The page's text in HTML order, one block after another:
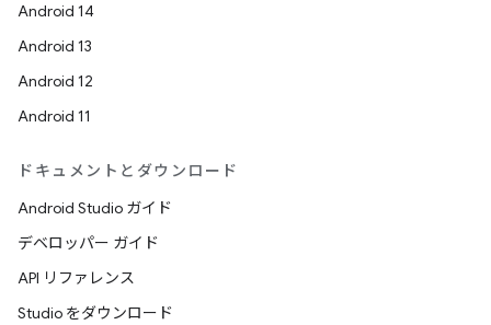
Android 14
Android 13
Android 12
Android 11
ドキュメントとダウンロード
Android Studio ガイド
デベロッパー ガイド
API リファレンス
Studio をダウンロード